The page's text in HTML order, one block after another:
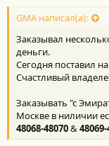
GMA написал(а):
Заказывал
деньги.
Сегодня поставил
Счастливый
Заказывать "с
Москве в ниличии
48068-48070&